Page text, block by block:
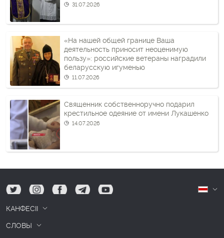
31.07.2026
«На нашей общей границе Ваша
деятельность приносит неоценимую
пользу»: российские ветераны наградили
беларусскую игуменью
11.07.2026
Священник собственноручно подарил
крестильное одеяние от имени Лукашенко
14.07.2026
tw ig fb tg yt
КАНФЕСІІ
СЛОВЫ